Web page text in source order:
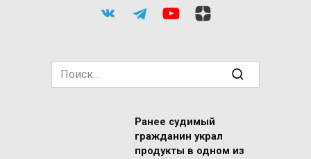
Search
for:
Ранее судимый
гражданин украл
продукты в одном из